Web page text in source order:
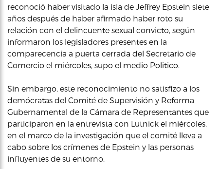
reconoció haber visitado la isla de Jeffrey Epstein siete
años después de haber afirmado haber roto su
relación con el delincuente sexual convicto, según
informaron los legisladores presentes en la
comparecencia a puerta cerrada del Secretario de
Comercio el miércoles, supo el medio Politico.
Sin embargo, este reconocimiento no satisfizo a los
demócratas del Comité de Supervisión y Reforma
Gubernamental de la Cámara de Representantes que
participaron en la entrevista con Lutnick el miércoles,
en el marco de la investigación que el comité lleva a
cabo sobre los crímenes de Epstein y las personas
influyentes de su entorno.